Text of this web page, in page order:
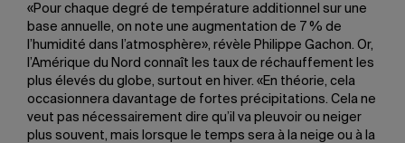
«Pour chaque degré de température additionnel sur une
base annuelle, on note une augmentation de 7 % de
l’humidité dans l’atmosphère», révèle Philippe Gachon. Or,
l’Amérique du Nord connaît les taux de réchauffement les
plus élevés du globe, surtout en hiver. «En théorie, cela
occasionnera davantage de fortes précipitations. Cela ne
veut pas nécessairement dire qu’il va pleuvoir ou neiger
plus souvent, mais lorsque le temps sera à la neige ou à la